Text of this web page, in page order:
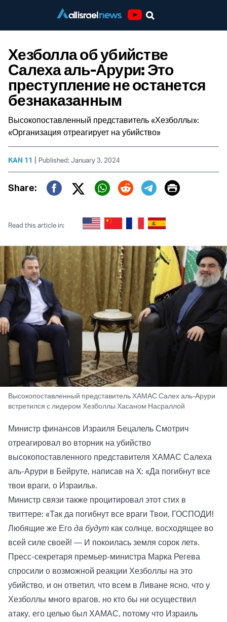
Хезболла об убийстве
Салеха аль-Арури: Это
преступление не останется
безнаказанным
Высокопоставленный представитель «Хезболлы»:
«Организация отреагирует на убийство»
KAN 11 | Published: January 3, 2024
Share:
Twitter (X)
Print
Read this article in:
Высокопоставленный представитель ХАМАС Салех аль-Арури
встретился с лидером Хезболлы Хасаном Насраллой
Министр финансов Израиля Бецалель Смотрич
отреагировал во вторник на убийство
высокопоставленного представителя ХАМАС Салеха
аль-Арури в Бейруте, написав на X: «Да погибнут все
твои враги, о Израиль».
Министр связи также процитировал этот стих в
твиттере: «Так да погибнут все враги Твои, ГОСПОДИ!
Любящие же Его да будут как солнце, восходящее во
всей силе своей! — И покоилась земля сорок лет».
Пресс-секретаря премьер-министра Марка Регева
спросили о возможной реакции Хезболлы на это
убийство, и он ответил, что всем в Ливане ясно, что у
Хезболлы много врагов, но кто бы ни осуществил
атаку, его целью был ХАМАС, потому что Израиль